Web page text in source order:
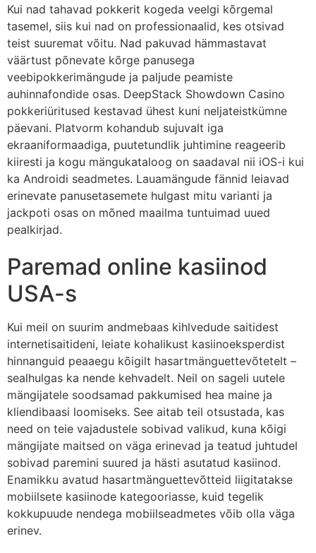
Kui nad tahavad pokkerit kogeda veelgi kõrgemal
tasemel, siis kui nad on professionaalid, kes otsivad
teist suuremat võitu. Nad pakuvad hämmastavat
väärtust põnevate kõrge panusega
veebipokkerimängude ja paljude peamiste
auhinnafondide osas. DeepStack Showdown Casino
pokkeriüritused kestavad ühest kuni neljateistkümne
päevani. Platvorm kohandub sujuvalt iga
ekraaniformaadiga, puutetundlik juhtimine reageerib
kiiresti ja kogu mängukataloog on saadaval nii iOS-i kui
ka Androidi seadmetes. Lauamängude fännid leiavad
erinevate panusetasemete hulgast mitu varianti ja
jackpoti osas on mõned maailma tuntuimad uued
pealkirjad.
Paremad online kasiinod
USA-s
Kui meil on suurim andmebaas kihlvedude saitidest
internetisaitideni, leiate kohalikust kasiinoeksperdist
hinnanguid peaaegu kõigilt hasartmänguettevõtetelt –
sealhulgas ka nende kehvadelt. Neil on sageli uutele
mängijatele soodsamad pakkumised hea maine ja
kliendibaasi loomiseks. See aitab teil otsustada, kas
need on teie vajadustele sobivad valikud, kuna kõigi
mängijate maitsed on väga erinevad ja teatud juhtudel
sobivad paremini suured ja hästi asutatud kasiinod.
Enamikku avatud hasartmänguettevõtteid liigitatakse
mobiilsete kasiinode kategooriasse, kuid tegelik
kokkupuude nendega mobiilseadmetes võib olla väga
erinev.